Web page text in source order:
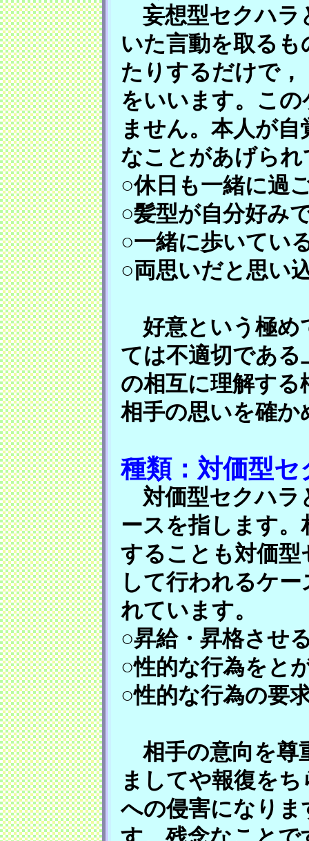
妄想型セクハラ
いた言動を取る
たりするだけで
をいいます。こ
ません。本人が
なことがあげら
○休日も一緒に過
○髪型が自分好み
○一緒に歩いてい
○両思いだと思い
好意という極め
ては不適切であ
の相互に理解す
相手の思いを確
種類：対価型
対価型セクハラ
ースを指します
することも対価
して行われるケ
れています。
○昇給・昇格させ
○性的な行為をと
○性的な行為の要
相手の意向を尊
ましてや報復を
への侵害になりま